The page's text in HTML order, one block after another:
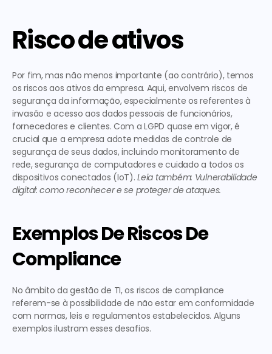
Risco de ativos
Por fim, mas não menos importante (ao contrário), temos
os riscos aos ativos da empresa. Aqui, envolvem riscos de
segurança da informação, especialmente os referentes à
invasão e acesso aos dados pessoais de funcionários,
fornecedores e clientes. Com a LGPD quase em vigor, é
crucial que a empresa adote medidas de controle de
segurança de seus dados, incluindo monitoramento de
rede, segurança de computadores e cuidado a todos os
dispositivos conectados (IoT). Leia também: Vulnerabilidade
digital: como reconhecer e se proteger de ataques.
Exemplos De Riscos De
Compliance
No âmbito da gestão de TI, os riscos de compliance
referem-se à possibilidade de não estar em conformidade
com normas, leis e regulamentos estabelecidos. Alguns
exemplos ilustram esses desafios.